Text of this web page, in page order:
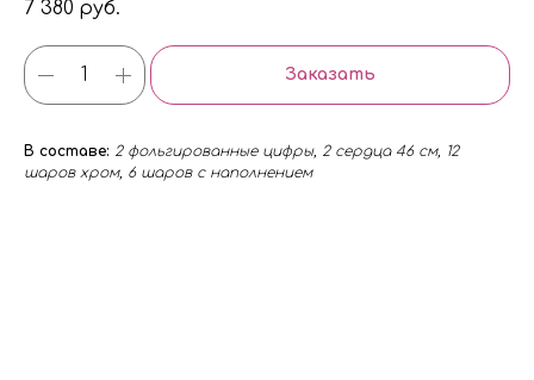
7 380 руб.
Заказать
В составе: 2 фольгированные цифры, 2 сердца 46 см, 12
шаров хром, 6 шаров с наполнением